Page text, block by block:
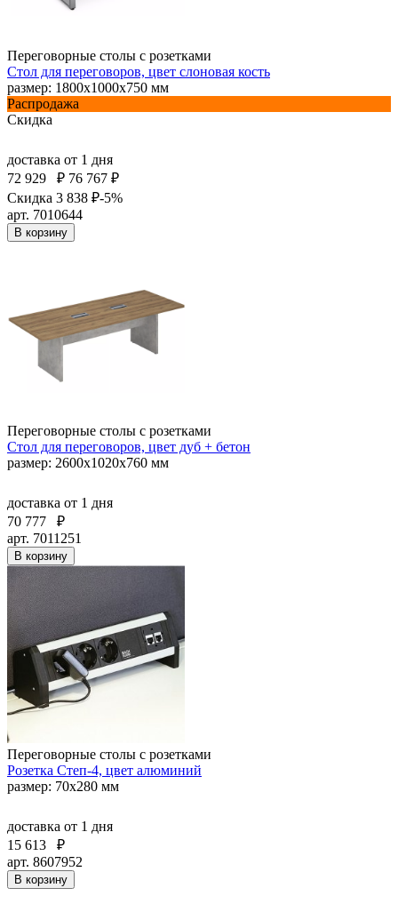
Переговорные столы с розетками
Стол для переговоров, цвет слоновая кость
размер: 1800х1000х750 мм
Распродажа
Скидка
доставка от 1 дня
72 929
₽ 76 767 ₽
Скидка 3 838 ₽-5%
арт. 7010644
В корзину
Переговорные столы с розетками
Стол для переговоров, цвет дуб + бетон
размер: 2600х1020х760 мм
доставка от 1 дня
70 777
₽
арт. 7011251
В корзину
Переговорные столы с розетками
Розетка Степ-4, цвет алюминий
размер: 70x280 мм
доставка от 1 дня
15 613
₽
арт. 8607952
В корзину